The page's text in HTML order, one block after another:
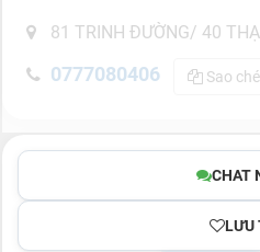
81 TRINH ĐƯỜNG/ 40
0777080406 Sao
CHAT
LƯU